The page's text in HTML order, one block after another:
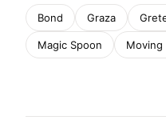
Bond Graza
Magic Spoon Moving